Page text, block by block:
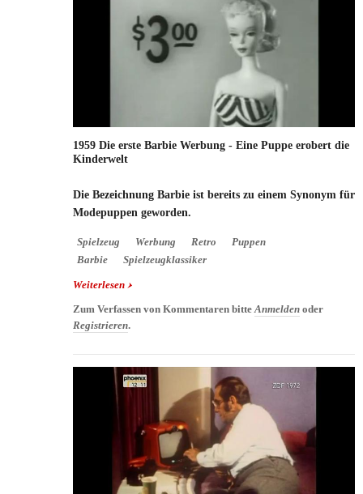
1959 Die erste Barbie Werbung - Eine Puppe erobert die
Kinderwelt
Die Bezeichnung Barbie ist bereits zu einem Synonym für
Modepuppen geworden.
Spielzeug Werbung Retro
Puppen
Barbie
Spielzeugklassiker
Weiterlesen über 1959 Die erste Barbie Werbung - Eine Puppe
Zum Verfassen von Kommentaren bitte Anmelden oder
Registrieren.